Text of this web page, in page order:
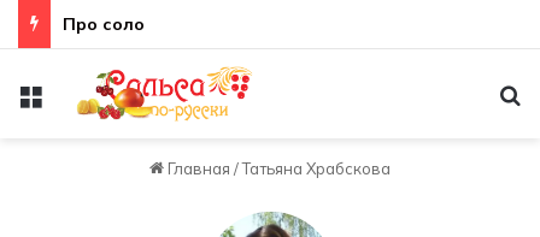
Неправильная техника
Меню
Главная /Татьяна Храбскова